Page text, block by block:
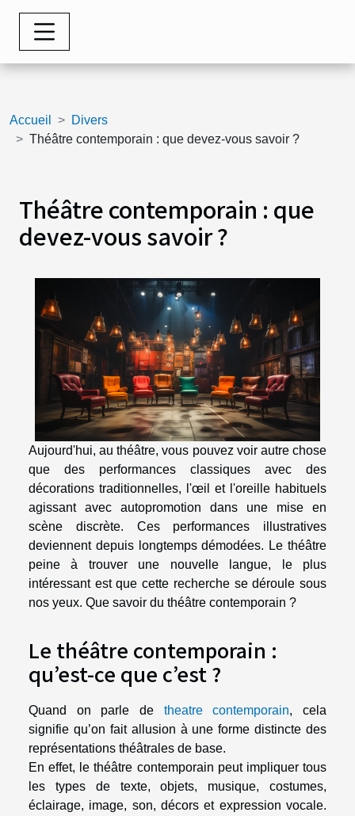
Accueil
Divers
Théâtre contemporain : que devez-vous savoir ?
Théâtre contemporain : que
devez-vous savoir ?
Aujourd'hui, au théâtre, vous pouvez voir autre chose
que des performances classiques avec des
décorations traditionnelles, l'œil et l'oreille habituels
agissant avec autopromotion dans une mise en
scène discrète. Ces performances illustratives
deviennent depuis longtemps démodées. Le théâtre
peine à trouver une nouvelle langue, le plus
intéressant est que cette recherche se déroule sous
nos yeux. Que savoir du théâtre contemporain ?
Le théâtre contemporain :
qu’est-ce que c’est ?
Quand on parle de theatre contemporain, cela
signifie qu’on fait allusion à une forme distincte des
représentations théâtrales de base.
En effet, le théâtre contemporain peut impliquer tous
les types de texte, objets, musique, costumes,
éclairage, image, son, décors et expression vocale.